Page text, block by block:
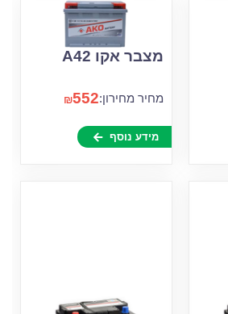
מצבר אקו A42
מחיר מחירון: ₪552
מידע נוסף